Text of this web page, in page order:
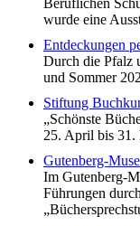
Beruflichen
wurde eine
Entdeckungen
Durch die Pfalz
und Sommer
Stiftung
„Schönste
25. April bis 31.
Gutenberg-
Im Gutenberg-
Führungen